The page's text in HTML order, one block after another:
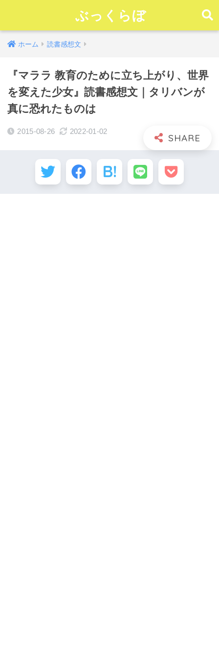
ぶっくらぼ
ホーム 読書感想文
『マララ 教育のために立ち上がり、世界
を変えた少女』読書感想文｜タリバンが
真に恐れたものは
2015-08-26 2022-01-02